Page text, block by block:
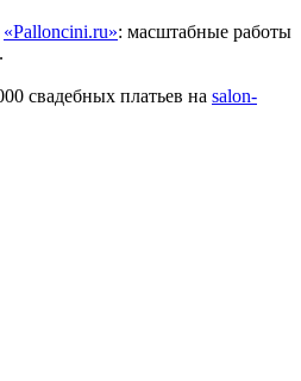
«Palloncini.ru»: масштабные работы
свадебных платьев на salon-